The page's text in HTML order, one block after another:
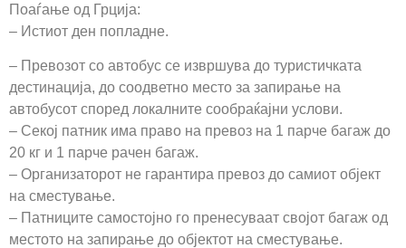
Поаѓање од Грција:
– Истиот ден попладне.
– Превозот со автобус се извршува до туристичката
дестинација, до соодветно место за запирање на
автобусот според локалните сообраќајни услови.
– Секој патник има право на превоз на 1 парче багаж до
20 кг и 1 парче рачен багаж.
– Организаторот не гарантира превоз до самиот објект
на сместување.
– Патниците самостојно го пренесуваат својот багаж од
местото на запирање до објектот на сместување.